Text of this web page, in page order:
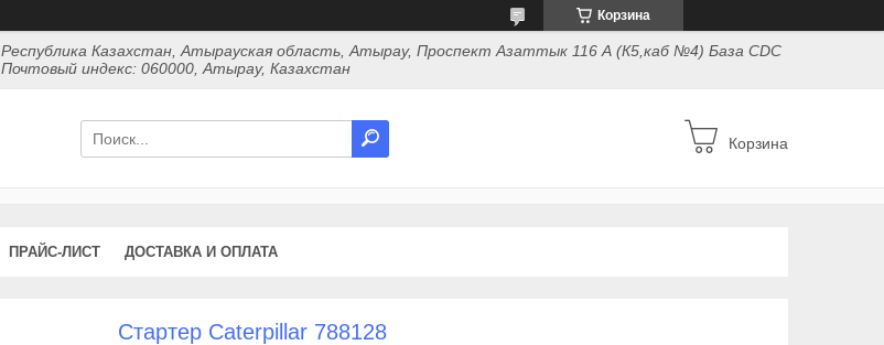
Корзина
Республика Казахстан, Атырауская область, Атырау, Проспект Азаттык 116 А (К5,каб №4) База CDC
Почтовый индекс: 060000, Атырау, Казахстан
Корзина
ПРАЙС-ЛИСТ ДОСТАВКА И ОПЛАТА
Стартер Caterpillar 788128